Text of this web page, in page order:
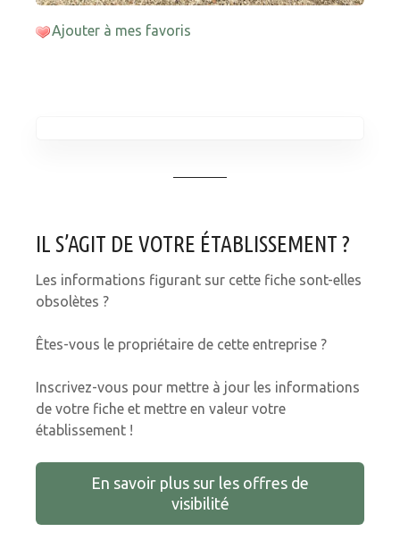
Ajouter à mes favoris
IL S’AGIT DE VOTRE ÉTABLISSEMENT ?
Les informations figurant sur cette fiche sont-elles
obsolètes ?
Êtes-vous le propriétaire de cette entreprise ?
Inscrivez-vous pour mettre à jour les informations
de votre fiche et mettre en valeur votre
établissement !
En savoir plus sur les offres de
visibilité